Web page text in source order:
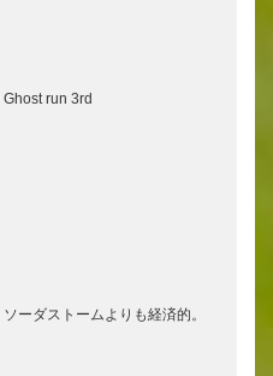
Ghost run 3rd
ソーダストームよりも経済的。